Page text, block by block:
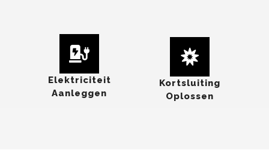
Elektriciteit
Aanleggen
Kortsluiting
Oplossen